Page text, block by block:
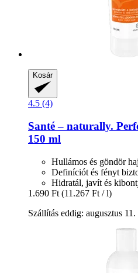
Kosár
4.5 (4)
Santé – naturally.
150 ml
Hullámos és göndör
Definíciót és fényt
Hidratál, javít és
1.690 Ft (11.267 Ft / l)
Szállítás eddig: augusztus 11.